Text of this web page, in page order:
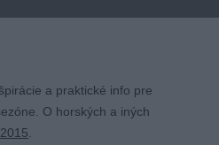
a praktické info pre
O horských a iných
.